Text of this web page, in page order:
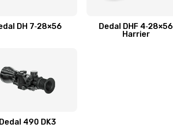
DH 7‑28×56
Dedal DHF 4‑28×56
Harrier
Dedal 490 DK3